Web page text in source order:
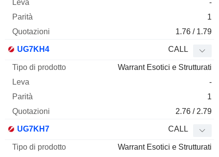
-
1
1.76 / 1.79
UG7KH4 CALL
Warrant Esotici e Strutturati
-
1
2.76 / 2.79
UG7KH7 CALL
Warrant Esotici e Strutturati